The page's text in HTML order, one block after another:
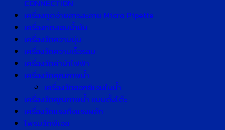
CONNECTION
เครื่องดูดจ่ายสารละลาย Micro Pipette
เครื่องทดสอบน้ำมัน
เครื่องวัดความขุ่น
เครื่องวัดความเร็วรอบ
เครื่องวัดค่านำไฟฟ้า
เครื่องวัดคุณภาพน้ำ
เครื่องวัดออกซิเจนในน้ำ
เครื่องวัดคุณภาพน้ำ แบบตั้งโต๊ะ
เครื่องวัดแรงดึงแรงผลัก
โพรบวัดพีเอช